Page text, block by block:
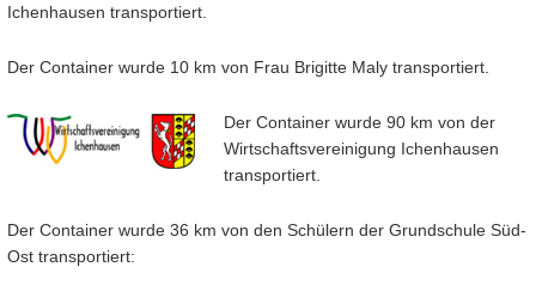
Ichenhausen transportiert.
Der Container wurde 10 km von Frau Brigitte Maly transportiert.
Der Container wurde 90 km von der
Wirtschaftsvereinigung Ichenhausen
transportiert.
Der Container wurde 36 km von den Schülern der Grundschule Süd-
Ost transportiert: